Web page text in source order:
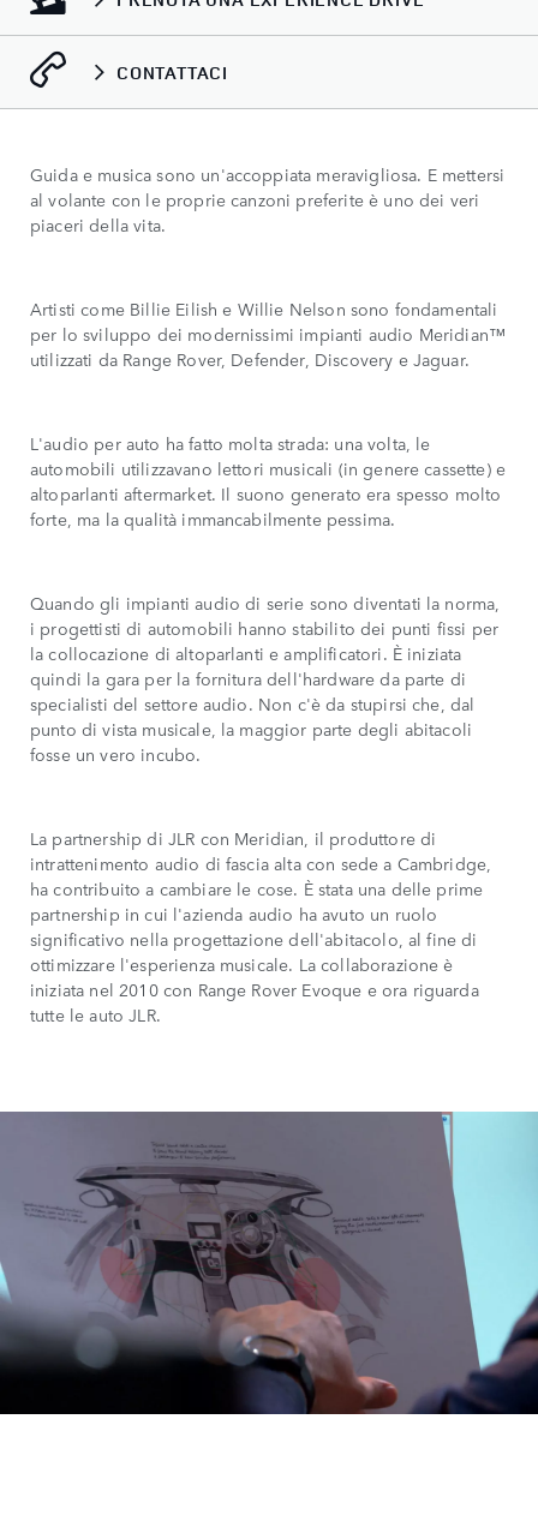
CONTATTACI
Guida e musica sono un'accoppiata meravigliosa. E mettersi
al volante con le proprie canzoni preferite è uno dei veri
piaceri della vita.
Artisti come Billie Eilish e Willie Nelson sono fondamentali
per lo sviluppo dei modernissimi impianti audio Meridian™
utilizzati da Range Rover, Defender, Discovery e Jaguar.
L'audio per auto ha fatto molta strada: una volta, le
automobili utilizzavano lettori musicali (in genere cassette) e
altoparlanti aftermarket. Il suono generato era spesso molto
forte, ma la qualità immancabilmente pessima.
Quando gli impianti audio di serie sono diventati la norma,
i progettisti di automobili hanno stabilito dei punti fissi per
la collocazione di altoparlanti e amplificatori. È iniziata
quindi la gara per la fornitura dell'hardware da parte di
specialisti del settore audio. Non c'è da stupirsi che, dal
punto di vista musicale, la maggior parte degli abitacoli
fosse un vero incubo.
La partnership di JLR con Meridian, il produttore di
intrattenimento audio di fascia alta con sede a Cambridge,
ha contribuito a cambiare le cose. È stata una delle prime
partnership in cui l'azienda audio ha avuto un ruolo
significativo nella progettazione dell'abitacolo, al fine di
ottimizzare l'esperienza musicale. La collaborazione è
iniziata nel 2010 con Range Rover Evoque e ora riguarda
tutte le auto JLR.